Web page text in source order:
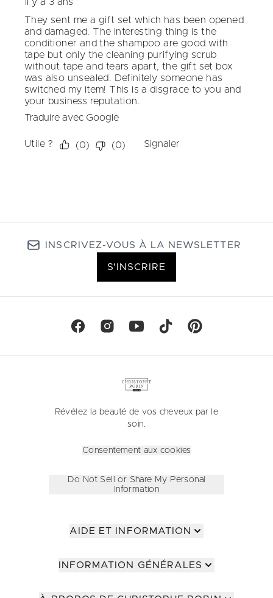
INSCRIVEZ-VOUS À LA NEWSLETTER
S'INSCRIRE
Révélez la beauté de vos cheveux par le
soin.
Consentement aux cookies
Do Not Sell or Share My Personal
Information
AIDE ET INFORMATION
INFORMATION GÉNÉRALES